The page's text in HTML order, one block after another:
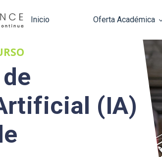
Inicio Oferta Académica
(IA)